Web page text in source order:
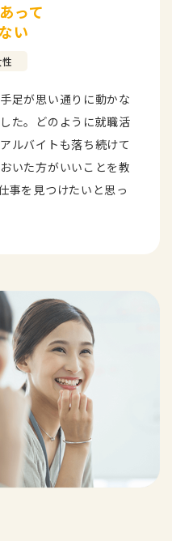
って
い
⾜が思い通りに動かな
た。どのように就職活
ルバイトも落ち続けて
いた⽅がいいことを教
事を⾒つけたいと思っ